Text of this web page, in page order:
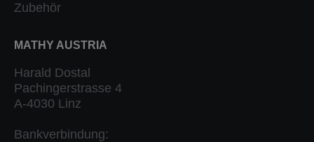
Zubehör
MATHY AUSTRIA
Harald Dostal
Pachingerstrasse 4
A-4030 Linz
Bankverbindung: